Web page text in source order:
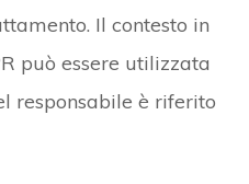
Il contesto in
può essere utilizzata
responsabile è riferito